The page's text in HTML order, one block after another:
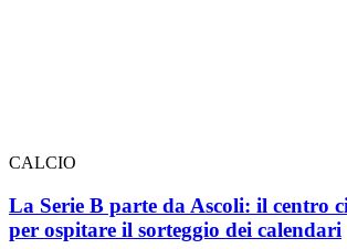
CALCIO
La Serie B parte da Ascoli: il centro
per ospitare il sorteggio dei calendari